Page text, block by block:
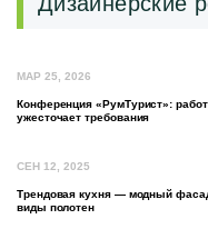
МАР 25, 2026
Конференция «РумТурист»:
ужесточает требования
СЕН 12, 2025
Трендовая кухня — модный
виды полотен